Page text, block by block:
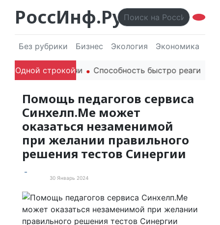
РоссИнф.Ру
Без рубрики Бизнес Экология Экономика
Одной строкой
родителей в речи Способность быстро
Помощь педагогов сервиса
Синхелп.Ме может
оказаться незаменимой
при желании правильного
решения тестов Синергии
30 Январь 2024